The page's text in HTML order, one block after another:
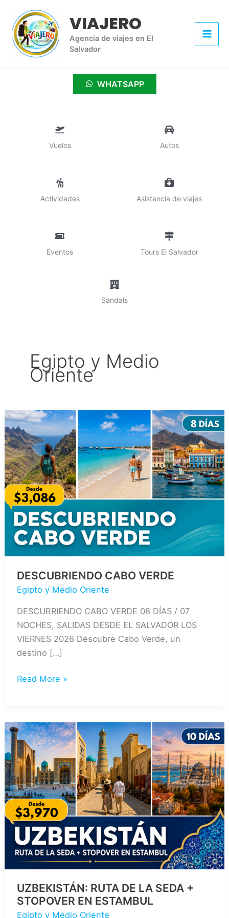
contenido
VIAJERO
Agencia de viajes en El
Salvador
WHATSAPP
Vuelos Autos
Actividades Asistencia de viajes
Eventos Tours El Salvador
Sandals
Egipto y Medio
Oriente
DESCUBRIENDO CABO VERDE
Egipto y Medio Oriente
DESCUBRIENDO CABO VERDE 08 DÍAS / 07
NOCHES, SALIDAS DESDE EL SALVADOR LOS
VIERNES 2026 Descubre Cabo Verde, un
destino […]
DESCUBRIENDO
Read More »
UZBEKISTÁN: RUTA DE LA SEDA +
STOPOVER EN ESTAMBUL
Egipto y Medio Oriente